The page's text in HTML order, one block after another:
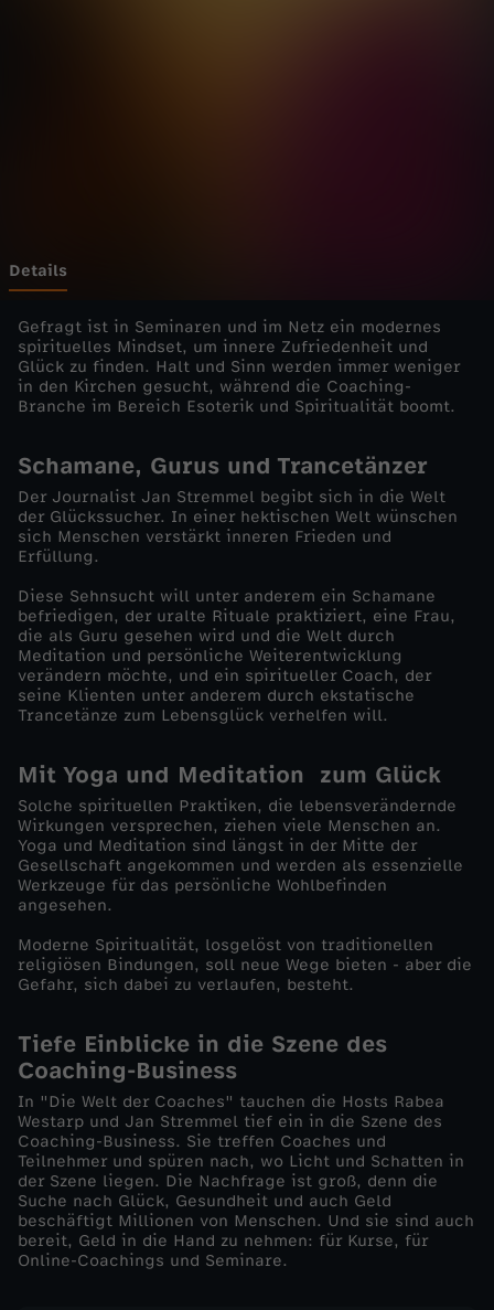
a
c
h
s
-
M
a
c
m
i
c
h
l
ü
c
k
Details
Gefragt ist in Seminaren und im Netz ein modernes
spirituelles Mindset, um innere Zufriedenheit und
Glück zu finden. Halt und Sinn werden immer weniger
in den Kirchen gesucht, während die Coaching-
Branche im Bereich Esoterik und Spiritualität boomt.
Schamane, Gurus und Trancetänzer
Der Journalist Jan Stremmel begibt sich in die Welt
der Glückssucher. In einer hektischen Welt wünschen
sich Menschen verstärkt inneren Frieden und
Erfüllung.
Diese Sehnsucht will unter anderem ein Schamane
befriedigen, der uralte Rituale praktiziert, eine Frau,
die als Guru gesehen wird und die Welt durch
Meditation und persönliche Weiterentwicklung
verändern möchte, und ein spiritueller Coach, der
seine Klienten unter anderem durch ekstatische
Trancetänze zum Lebensglück verhelfen will.
Mit Yoga und Meditation zum Glück
Solche spirituellen Praktiken, die lebensverändernde
Wirkungen versprechen, ziehen viele Menschen an.
Yoga und Meditation sind längst in der Mitte der
Gesellschaft angekommen und werden als essenzielle
Werkzeuge für das persönliche Wohlbefinden
angesehen.
Moderne Spiritualität, losgelöst von traditionellen
religiösen Bindungen, soll neue Wege bieten - aber die
Gefahr, sich dabei zu verlaufen, besteht.
Tiefe Einblicke in die Szene des
Coaching-Business
In "Die Welt der Coaches" tauchen die Hosts Rabea
Westarp und Jan Stremmel tief ein in die Szene des
Coaching-Business. Sie treffen Coaches und
Teilnehmer und spüren nach, wo Licht und Schatten in
der Szene liegen. Die Nachfrage ist groß, denn die
Suche nach Glück, Gesundheit und auch Geld
beschäftigt Millionen von Menschen. Und sie sind auch
bereit, Geld in die Hand zu nehmen: für Kurse, für
Online-Coachings und Seminare.